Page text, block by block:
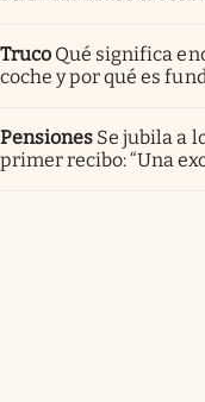
Truco Qué significa
coche y por qué es
Pensiones Se jubila a
primer recibo: “Una